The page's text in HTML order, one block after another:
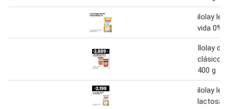
ilolay
vida 0%
Ilolay
clásico
400 g
ilolay
lactosa